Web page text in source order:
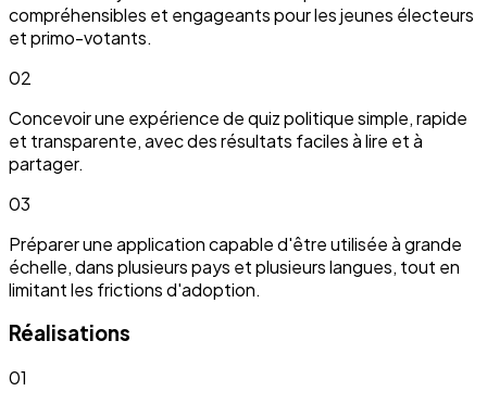
compréhensibles et engageants pour les jeunes électeurs
et primo-votants.
02
Concevoir une expérience de quiz politique simple, rapide
et transparente, avec des résultats faciles à lire et à
partager.
03
Préparer une application capable d'être utilisée à grande
échelle, dans plusieurs pays et plusieurs langues, tout en
limitant les frictions d'adoption.
Réalisations
01